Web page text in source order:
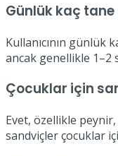
Günlük kaç
Kullanıcının günlük
ancak genellikle 1–2
Çocuklar için
Evet, özellikle
sandviçler çocuklar